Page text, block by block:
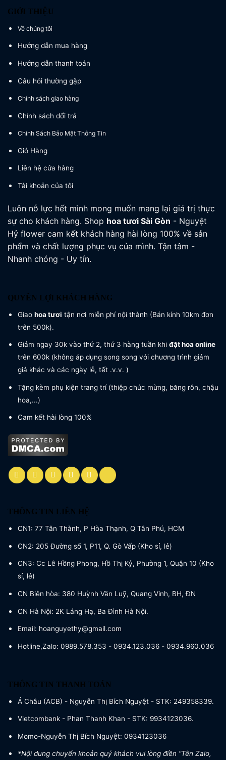
GIỚI THIỆU
Về chúng tôi
Hướng dẫn mua hàng
Hướng dẫn thanh toán
Câu hỏi thường gặp
Chính sách giao hàng
Chính sách đổi trả
Chính Sách Bảo Mật Thông Tin
Giỏ Hàng
Liên hệ cửa hàng
Tài khoản của tôi
Luôn nỗ lực hết mình mong muốn mang lại giá trị thực
sự cho khách hàng. Shop hoa tươi Sài Gòn - Nguyệt
Hỷ flower cam kết khách hàng hài lòng 100% về sản
phẩm và chất lượng phục vụ của mình. Tận tâm -
Nhanh chóng - Uy tín.
QUYỀN LỢI KHÁCH HÀNG
Giao hoa tươi tận nơi miễn phí nội thành (Bán kính 10km đơn
trên 500k).
Giảm ngay 30k vào thứ 2, thứ 3 hàng tuần khi đặt hoa online
trên 600k (không áp dụng song song với chương trình giảm
giá khác và các ngày lễ, tết .v.v. )
Tặng kèm phụ kiện trang trí (thiệp chúc mừng, băng rôn, chậu
hoa,...)
Cam kết hài lòng 100%
THÔNG TIN LIÊN HỆ
CN1: 77 Tân Thành, P Hòa Thạnh, Q Tân Phú, HCM
CN2: 205 Đường số 1, P11, Q. Gò Vấp (Kho sỉ, lẻ)
CN3: Cc Lê Hồng Phong, Hồ Thị Kỷ, Phường 1, Quận 10 (Kho
sỉ, lẻ)
CN Biên hòa: 380 Huỳnh Văn Luỹ, Quang Vinh, BH, ĐN
CN Hà Nội: 2K Láng Hạ, Ba Đình Hà Nội.
Email: hoanguyethy@gmail.com
Hotline,Zalo: 0989.578.353 - 0934.123.036 - 0934.960.036
THÔNG TIN THANH TOÁN
Á Châu (ACB) - Nguyễn Thị Bích Nguyệt - STK: 249358339.
Vietcombank - Phan Thanh Khan - STK: 9934123036.
Momo-Nguyễn Thị Bích Nguyệt: 0934123036
*Nội dung chuyển khoản quý khách vui lòng điền "Tên Zalo,